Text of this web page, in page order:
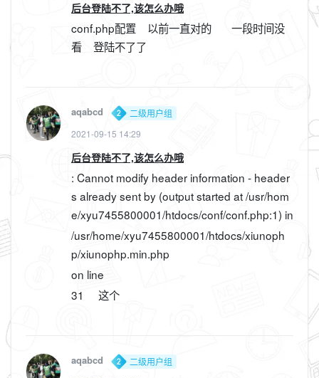
后台登陆不了,该怎么办哦
conf.php配置 以前一直对的 一段时间没
看 登陆不了了
aqabcd
二级用户组
2021-09-15 14:29
后台登陆不了,该怎么办哦
: Cannot modify header information - header
s already sent by (output started at /usr/hom
e/xyu7455800001/htdocs/conf/conf.php:1) in
/usr/home/xyu7455800001/htdocs/xiunoph
p/xiunophp.min.php
on line
31 这个
aqabcd
二级用户组